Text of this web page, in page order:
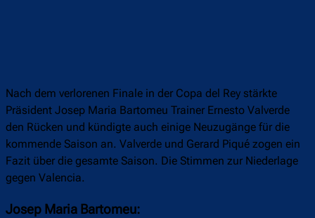
Nach dem verlorenen Finale in der Copa del Rey stärkte
Präsident Josep Maria Bartomeu Trainer Ernesto Valverde
den Rücken und kündigte auch einige Neuzugänge für die
kommende Saison an. Valverde und Gerard Piqué zogen ein
Fazit über die gesamte Saison. Die Stimmen zur Niederlage
gegen Valencia.
Josep Maria Bartomeu: